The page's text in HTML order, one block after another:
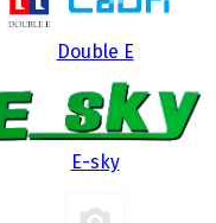
Double E
E-sky